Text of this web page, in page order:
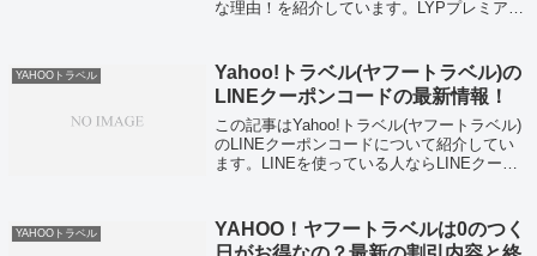
な理由！を紹介しています。LYPプレミアム
ミアム会員はYAHOOトラベ...
YAHOOトラベル
Yahoo!トラベル(ヤフートラベル)の
LINEクーポンコードの最新情報！
この記事はYahoo!トラベル(ヤフートラベル)
のLINEクーポンコードについて紹介してい
ます。LINEを使っている人ならLINEクーポ
て知りたい人はこの記...
YAHOOトラベル
YAHOO！ヤフートラベルは0のつく